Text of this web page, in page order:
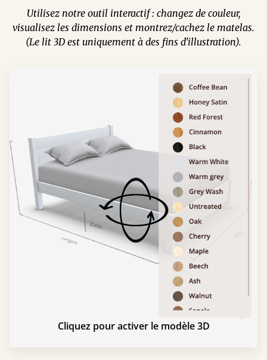
Utilisez notre outil interactif : changez de couleur,
visualisez les dimensions et montrez/cachez le matelas.
(Le lit 3D est uniquement à des fins d'illustration).
Cliquez pour activer le modèle 3D